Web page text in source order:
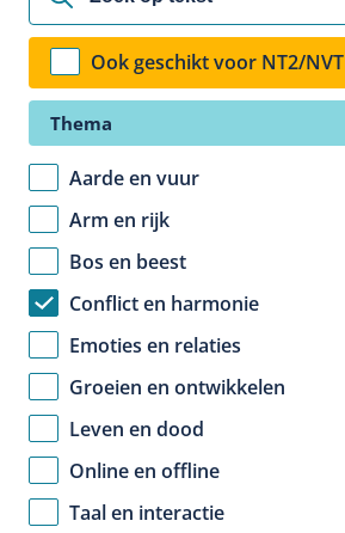
Ook geschikt voor NT2/NVT
Thema
Aarde en vuur
Arm en rijk
Bos en beest
Conflict en harmonie
Emoties en relaties
Groeien en ontwikkelen
Leven en dood
Online en offline
Taal en interactie